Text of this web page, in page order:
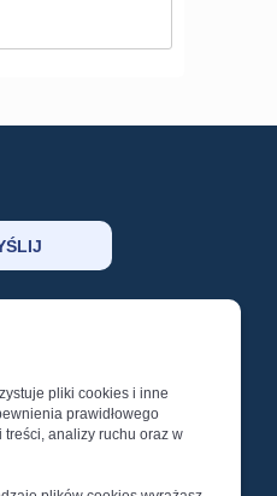
pliki cookies i inne
prawidłowego
analizy ruchu oraz w